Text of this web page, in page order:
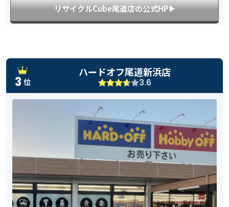
リサイクルCube尾道店の公式HP▶︎
3 位
ハードオフ尾道新浜店
3.6